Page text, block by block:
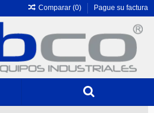
Comparar (0) Pague su factura